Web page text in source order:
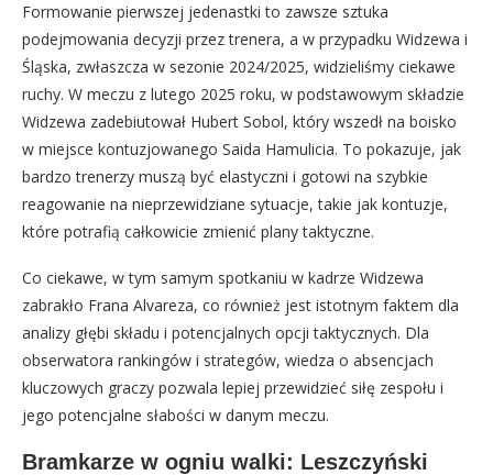
Formowanie pierwszej jedenastki to zawsze sztuka
podejmowania decyzji przez trenera, a w przypadku Widzewa i
Śląska, zwłaszcza w sezonie 2024/2025, widzieliśmy ciekawe
ruchy. W meczu z lutego 2025 roku, w podstawowym składzie
Widzewa zadebiutował Hubert Sobol, który wszedł na boisko
w miejsce kontuzjowanego Saida Hamulicia. To pokazuje, jak
bardzo trenerzy muszą być elastyczni i gotowi na szybkie
reagowanie na nieprzewidziane sytuacje, takie jak kontuzje,
które potrafią całkowicie zmienić plany taktyczne.
Co ciekawe, w tym samym spotkaniu w kadrze Widzewa
zabrakło Frana Alvareza, co również jest istotnym faktem dla
analizy głębi składu i potencjalnych opcji taktycznych. Dla
obserwatora rankingów i strategów, wiedza o absencjach
kluczowych graczy pozwala lepiej przewidzieć siłę zespołu i
jego potencjalne słabości w danym meczu.
Bramkarze w ogniu walki: Leszczyński